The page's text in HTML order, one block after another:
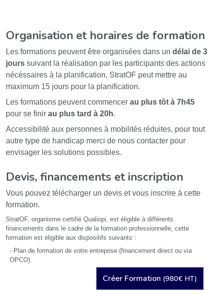
Organisation et horaires de formation
Les formations peuvent être organisées dans un délai de 3
jours suivant la réalisation par les participants des actions
nécéssaires à la planification, StratOF peut mettre au
maximum 15 jours pour la planification.
Les formations peuvent commencer au plus tôt à 7h45
pour se finir au plus tard à 20h.
Accessibilité aux personnes à mobilités réduites, pour tout
autre type de handicap merci de nous contacter pour
envisager les solutions possibles.
Devis, financements et inscription
Vous pouvez télécharger un devis et vous inscrire à cette
formation.
StratOF, organisme certifié Qualiopi, est éligible à différents
financements dans le cadre de la formation professionnelle, cette
formation est éligible aux dispositifs suivants :
- Plan de formation de votre entreprise (financement direct ou via
OPCO)
Créer Formation (980€ HT)